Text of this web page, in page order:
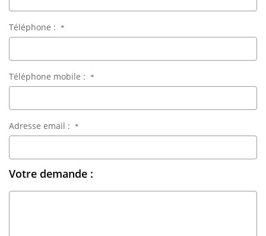
Téléphone : *
Téléphone mobile : *
Adresse email : *
Votre demande :